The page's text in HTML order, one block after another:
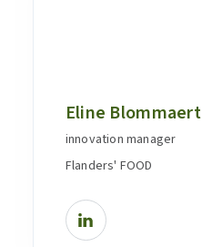
Eline Blommaert
innovation manager
Flanders' FOOD